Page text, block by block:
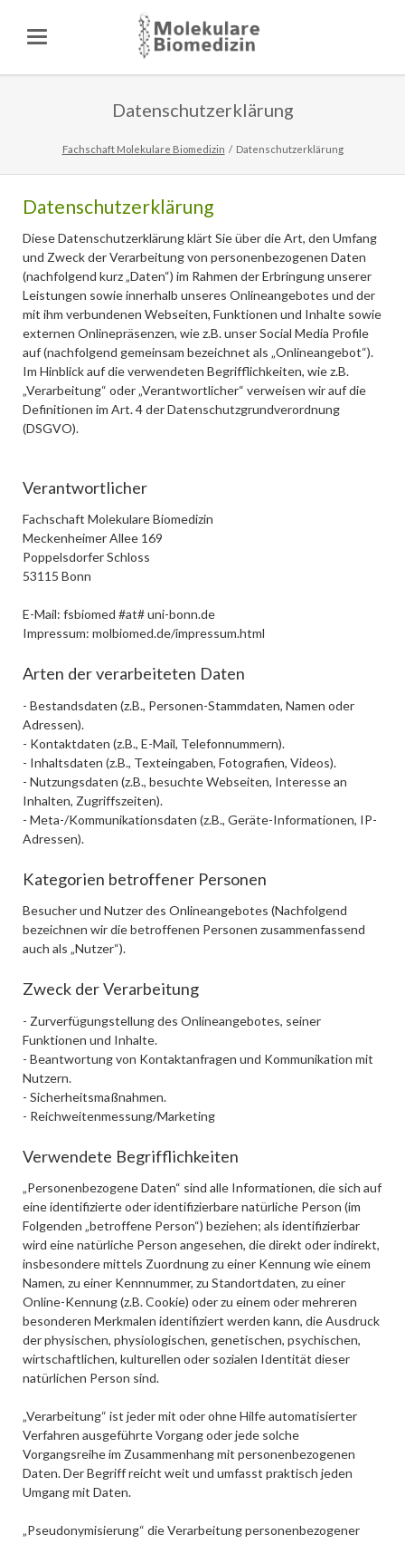
Datenschutzerklärung
Fachschaft Molekulare Biomedizin Datenschutzerklärung
Datenschutzerklärung
Diese Datenschutzerklärung klärt Sie über die Art, den Umfang
und Zweck der Verarbeitung von personenbezogenen Daten
(nachfolgend kurz „Daten“) im Rahmen der Erbringung unserer
Leistungen sowie innerhalb unseres Onlineangebotes und der
mit ihm verbundenen Webseiten, Funktionen und Inhalte sowie
externen Onlinepräsenzen, wie z.B. unser Social Media Profile
auf (nachfolgend gemeinsam bezeichnet als „Onlineangebot“).
Im Hinblick auf die verwendeten Begrifflichkeiten, wie z.B.
„Verarbeitung“ oder „Verantwortlicher“ verweisen wir auf die
Definitionen im Art. 4 der Datenschutzgrundverordnung
(DSGVO).
Verantwortlicher
Fachschaft Molekulare Biomedizin
Meckenheimer Allee 169
Poppelsdorfer Schloss
53115 Bonn
E-Mail: fsbiomed #at# uni-bonn.de
Impressum: molbiomed.de/impressum.html
Arten der verarbeiteten Daten
- Bestandsdaten (z.B., Personen-Stammdaten, Namen oder
Adressen).
- Kontaktdaten (z.B., E-Mail, Telefonnummern).
- Inhaltsdaten (z.B., Texteingaben, Fotografien, Videos).
- Nutzungsdaten (z.B., besuchte Webseiten, Interesse an
Inhalten, Zugriffszeiten).
- Meta-/Kommunikationsdaten (z.B., Geräte-Informationen, IP-
Adressen).
Kategorien betroffener Personen
Besucher und Nutzer des Onlineangebotes (Nachfolgend
bezeichnen wir die betroffenen Personen zusammenfassend
auch als „Nutzer“).
Zweck der Verarbeitung
- Zurverfügungstellung des Onlineangebotes, seiner
Funktionen und Inhalte.
- Beantwortung von Kontaktanfragen und Kommunikation mit
Nutzern.
- Sicherheitsmaßnahmen.
- Reichweitenmessung/Marketing
Verwendete Begrifflichkeiten
„Personenbezogene Daten“ sind alle Informationen, die sich auf
eine identifizierte oder identifizierbare natürliche Person (im
Folgenden „betroffene Person“) beziehen; als identifizierbar
wird eine natürliche Person angesehen, die direkt oder indirekt,
insbesondere mittels Zuordnung zu einer Kennung wie einem
Namen, zu einer Kennnummer, zu Standortdaten, zu einer
Online-Kennung (z.B. Cookie) oder zu einem oder mehreren
besonderen Merkmalen identifiziert werden kann, die Ausdruck
der physischen, physiologischen, genetischen, psychischen,
wirtschaftlichen, kulturellen oder sozialen Identität dieser
natürlichen Person sind.
„Verarbeitung“ ist jeder mit oder ohne Hilfe automatisierter
Verfahren ausgeführte Vorgang oder jede solche
Vorgangsreihe im Zusammenhang mit personenbezogenen
Daten. Der Begriff reicht weit und umfasst praktisch jeden
Umgang mit Daten.
„Pseudonymisierung“ die Verarbeitung personenbezogener